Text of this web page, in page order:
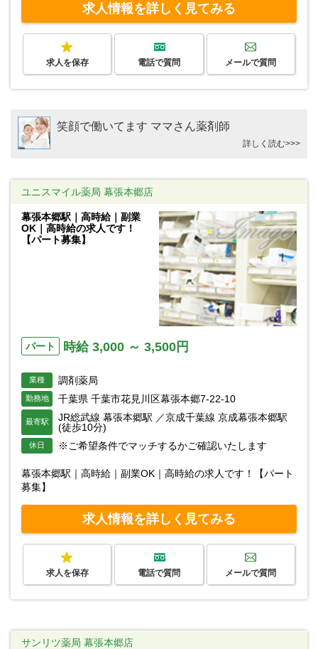
求人情報を詳しく見てみる
求人を保存 電話で質問 メールで質問
笑顔で働いてます ママさん薬剤師
詳しく読む>>>
ユニスマイル薬局 幕張本郷店
幕張本郷駅｜高時給｜副業
OK｜高時給の求人です！
【パート募集】
パート 時給 3,000 ～ 3,500円
業種 調剤薬局
勤務地 千葉県 千葉市花見川区幕張本郷7-22-10
最寄駅
JR総武線 幕張本郷駅 ／京成千葉線 京成幕張本郷駅
(徒歩10分)
休日 ※ご希望条件でマッチするかご確認いたします
幕張本郷駅｜高時給｜副業OK｜高時給の求人です！【パート
募集】
求人情報を詳しく見てみる
求人を保存 電話で質問 メールで質問
サンリツ薬局 幕張本郷店